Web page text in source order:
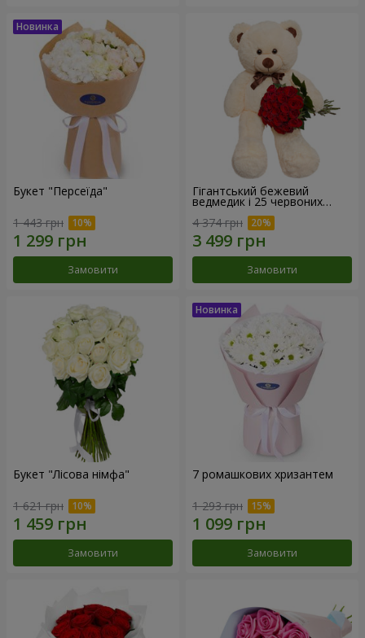
Букет "Персеїда"
1 443 грн
Замовити
Гігантський бежевий
ведмедик і 25 червоних
троянд
4 374 грн
Замовити
Букет "Лісова німфа"
1 621 грн
Замовити
7 ромашкових хризантем
1 293 грн
Замовити